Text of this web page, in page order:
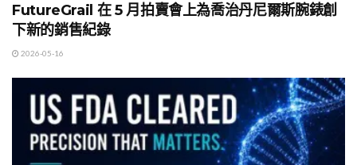
FutureGrail 在 5 月拍賣會上為喬治丹尼爾斯腕錶創
下新的銷售紀錄
2026-05-16